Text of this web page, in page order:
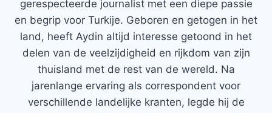
gerespecteerde journalist met een diepe passie
en begrip voor Turkije. Geboren en getogen in het
land, heeft Aydin altijd interesse getoond in het
delen van de veelzijdigheid en rijkdom van zijn
thuisland met de rest van de wereld. Na
jarenlange ervaring als correspondent voor
verschillende landelijke kranten, legde hij de